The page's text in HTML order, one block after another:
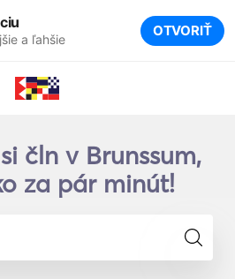
a ľahšie OTVORIŤ
čln v Brunssum,
za pár minút!